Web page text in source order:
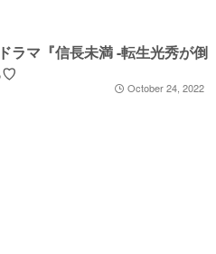
ラマ『信長未満 -転生光秀が倒
♡
October 24, 2022